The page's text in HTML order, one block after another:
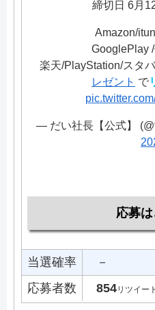
締切日 6月
Amazon/
GooglePlay
楽天/PlayStation/スタ
レゼント で
— だい社長【公式】
応募
当選確率
－
応募者数
854リツイート